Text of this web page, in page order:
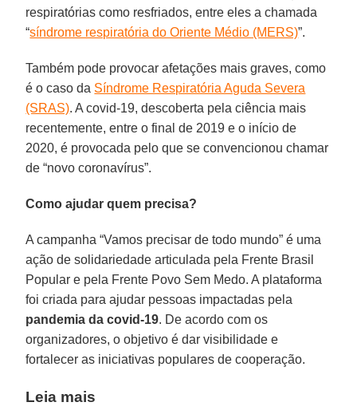
respiratórias como resfriados, entre eles a chamada
“síndrome respiratória do Oriente Médio (MERS)”.
Também pode provocar afetações mais graves, como
é o caso da Síndrome Respiratória Aguda Severa
(SRAS). A covid-19, descoberta pela ciência mais
recentemente, entre o final de 2019 e o início de
2020, é provocada pelo que se convencionou chamar
de “novo coronavírus”.
Como ajudar quem precisa?
A campanha “Vamos precisar de todo mundo” é uma
ação de solidariedade articulada pela Frente Brasil
Popular e pela Frente Povo Sem Medo. A plataforma
foi criada para ajudar pessoas impactadas pela
pandemia da covid-19. De acordo com os
organizadores, o objetivo é dar visibilidade e
fortalecer as iniciativas populares de cooperação.
Leia mais